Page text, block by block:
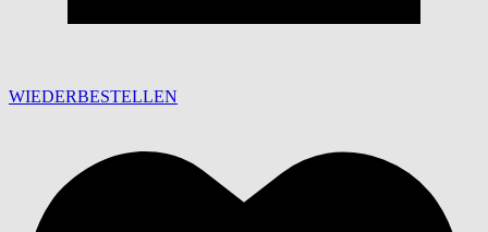
WIEDERBESTELLEN